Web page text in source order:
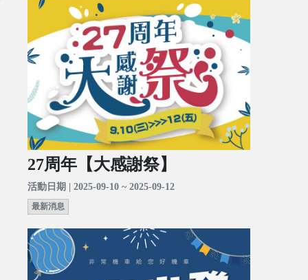
27周年【大感謝祭】
活動日期 | 2025-09-10 ~ 2025-09-12
最新消息